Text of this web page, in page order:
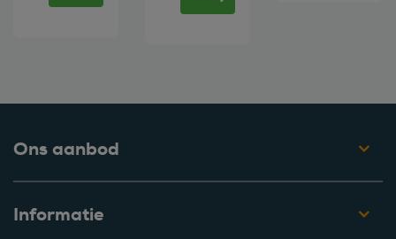
Ons aanbod
Informatie